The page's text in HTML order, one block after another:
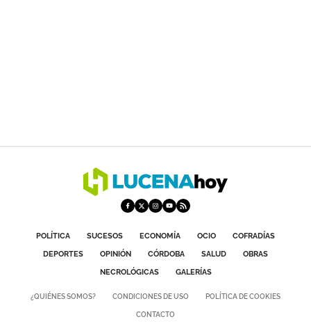
POLÍTICA SUCESOS ECONOMÍA OCIO
COFRADÍAS
DEPORTES
OPINIÓN CÓRDOBA SALUD
OBRAS
NECROLÓGICAS
GALERÍAS
¿QUIÉNES SOMOS? CONDICIONES DE USO POLÍTICA DE COOKIES
CONTACTO